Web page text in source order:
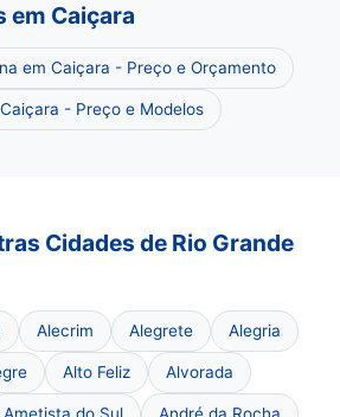
em Caiçara
em Caiçara - Preço e Orçamento
- Preço e Modelos
Cidades de Rio Grande
Alecrim Alegrete Alegria
Alto Feliz Alvorada